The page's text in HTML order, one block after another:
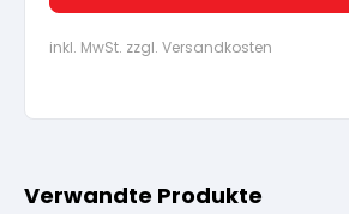
inkl. MwSt. zzgl. Versandkosten
Verwandte Produkte